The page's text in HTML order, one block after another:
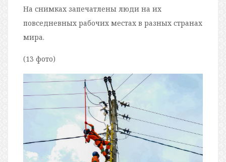
На снимках запечатлены люди на их
повседневных рабочих местах в разных странах
мира.
(13 фото)